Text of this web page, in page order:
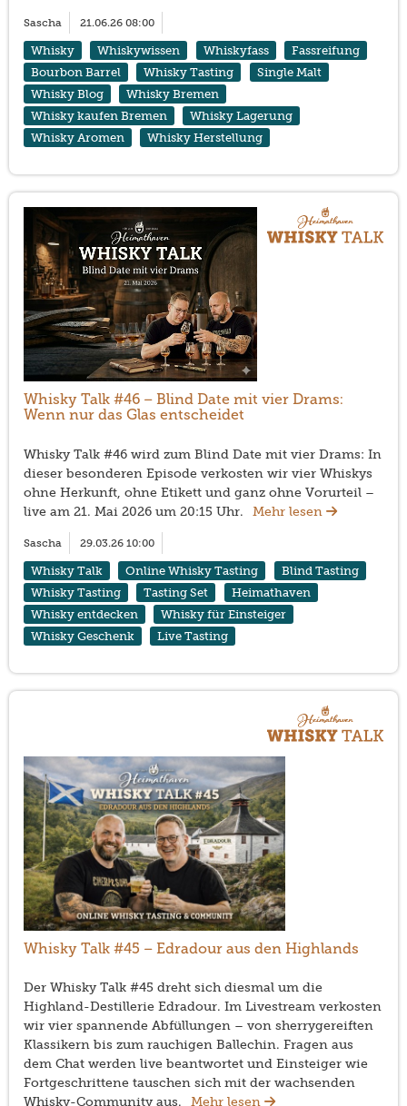
Sascha 21.06.26 08:00
Whisky Whiskywissen Whiskyfass
Fassreifung
Bourbon Barrel
Whisky Tasting
Single Malt
Whisky Blog
Whisky Bremen
Whisky kaufen Bremen
Whisky Lagerung
Whisky Aromen
Whisky Herstellung
Whisky Talk #46 – Blind Date mit vier Drams:
Wenn nur das Glas entscheidet
Whisky Talk #46 wird zum Blind Date mit vier Drams: In
dieser besonderen Episode verkosten wir vier Whiskys
ohne Herkunft, ohne Etikett und ganz ohne Vorurteil –
live am 21. Mai 2026 um 20:15 Uhr.
Mehr lesen
Sascha 29.03.26 10:00
Whisky Talk Online Whisky Tasting
Blind Tasting
Whisky Tasting
Tasting Set
Heimathaven
Whisky entdecken
Whisky für Einsteiger
Whisky Geschenk
Live Tasting
Whisky Talk #45 – Edradour aus den Highlands
Der Whisky Talk #45 dreht sich diesmal um die
Highland-Destillerie Edradour. Im Livestream verkosten
wir vier spannende Abfüllungen – von sherrygereiften
Klassikern bis zum rauchigen Ballechin. Fragen aus
dem Chat werden live beantwortet und Einsteiger wie
Fortgeschrittene tauschen sich mit der wachsenden
Whisky-Community aus.
Mehr lesen